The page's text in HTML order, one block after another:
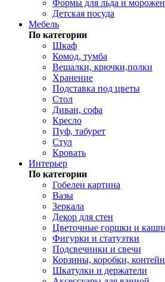
Формы для льда и
Детская посуда
Мебель
По категории
Шкаф
Комод, тумба
Вешалки, крючки,полки
Хранение
Подставка под цветы
Стол
Диван, софа
Кресло
Пуф, табурет
Стул
Кровать
Интерьер
По категории
Гобелен картина
Вазы
Зеркала
Декор для стен
Цветочные горшки и
Фигурки и статуэтки
Подсвечники и свечи
Корзины, коробки,
Шкатулки и держатели